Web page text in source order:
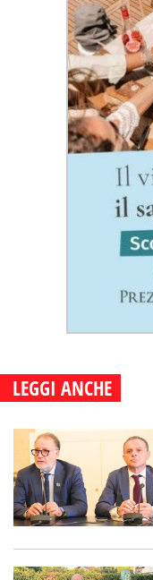
LEGGI ANCHE